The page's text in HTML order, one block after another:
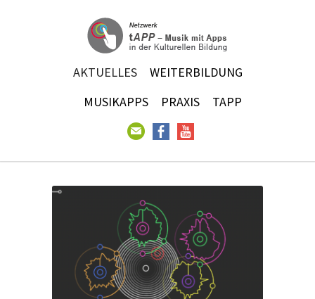
AKTUELLES
WEITERBILDUNG
MUSIKAPPS
PRAXIS TAPP